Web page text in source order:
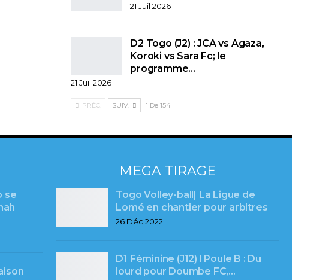
21 Juil 2026
D2 Togo (J2) : JCA vs Agaza,
Koroki vs Sara Fc; le
programme…
21 Juil 2026
PRÉC. SUIV. 1 De 154
se
MEGA TIRAGE
Togo Volley-ball| La Ligue de
Lomé en chantier pour arbitres
26 Déc 2022
D1 Féminine (J12) l Poule B : Du
lourd pour Doumbe FC,…